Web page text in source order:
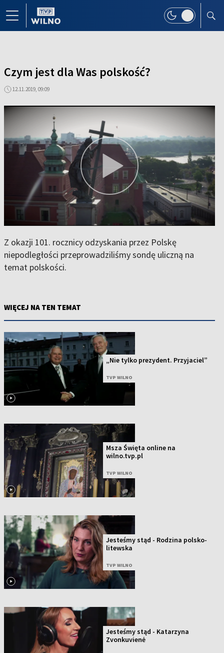
Czym jest dla Was polskość?
12.11.2019, 09:09
Z okazji 101. rocznicy odzyskania przez Polskę
niepodległości przeprowadziliśmy sondę uliczną na
temat polskości.
WIĘCEJ NA TEN TEMAT
„Nie tylko prezydent. Przyjaciel”
TVP WILNO
Msza Święta online na
wilno.tvp.pl
TVP WILNO
Jesteśmy stąd - Rodzina polsko-
litewska
TVP WILNO
Jesteśmy stąd - Katarzyna
Zvonkuvienė